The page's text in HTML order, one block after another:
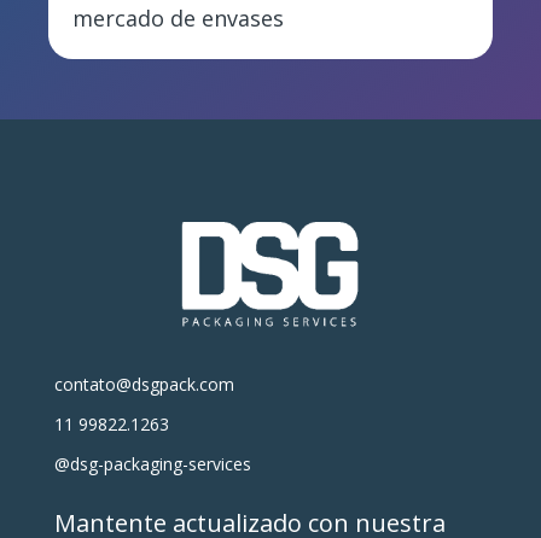
mercado de envases
contato@dsgpack.com
11 99822.1263
@dsg-packaging-services
Mantente actualizado con nuestra